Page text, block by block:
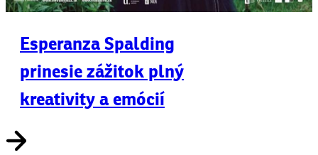
Esperanza Spalding
prinesie zážitok plný
kreativity a emócií